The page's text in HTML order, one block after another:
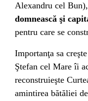
Alexandru cel
domnească şi
pentru care se
Importanţa sa
Ştefan cel Mare îi
reconstruieşte
amintirea bătăliei